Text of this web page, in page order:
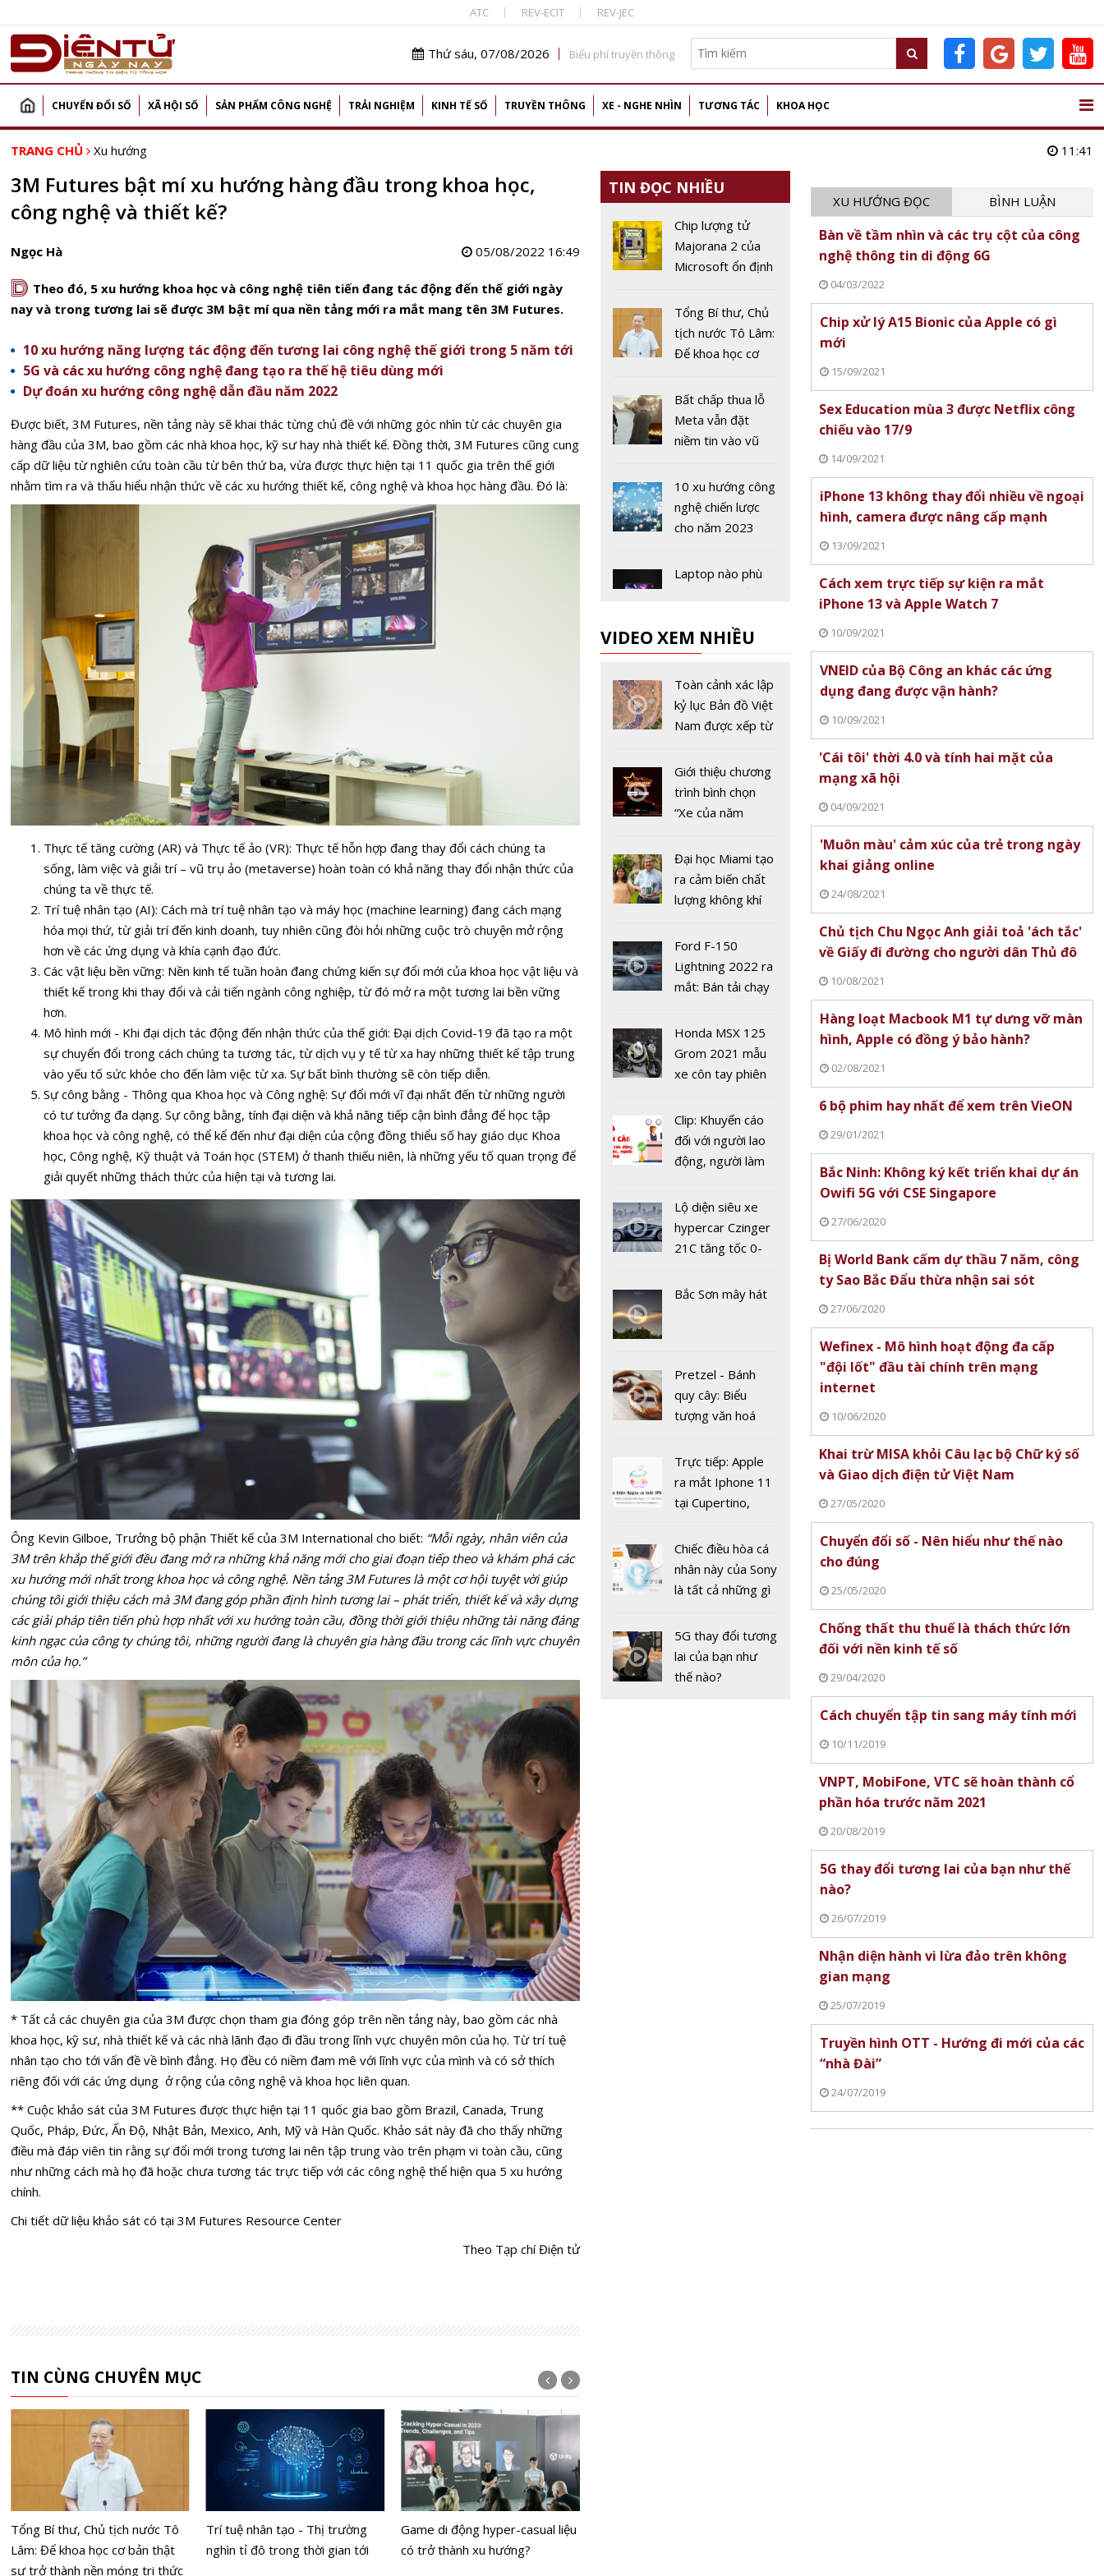
ATC REV-ECIT REV-JEC
Thứ sáu, 07/08/2026 Biểu phí truyền thông
CHUYỂN ĐỔI SỐ XÃ HỘI SỐ SẢN PHẨM CÔNG NGHỆ TRẢI NGHIỆM KINH TẾ SỐ TRUYỀN THÔNG XE - NGHE NHÌN TƯƠNG TÁC KHOA HỌC
TRANG CHỦ Xu hướng 11:41
3M Futures bật mí xu hướng hàng đầu trong khoa học,
công nghệ và thiết kế?
Ngọc Hà 05/08/2022 16:49
D Theo đó, 5 xu hướng khoa học và công nghệ tiên tiến đang tác động đến thế giới ngày
nay và trong tương lai sẽ được 3M bật mí qua nền tảng mới ra mắt mang tên 3M Futures.
10 xu hướng năng lượng tác động đến tương lai công nghệ thế giới trong 5 năm tới
5G và các xu hướng công nghệ đang tạo ra thế hệ tiêu dùng mới
Dự đoán xu hướng công nghệ dẫn đầu năm 2022
Được biết, 3M Futures, nền tảng này sẽ khai thác từng chủ đề với những góc nhìn từ các chuyên gia
hàng đầu của 3M, bao gồm các nhà khoa học, kỹ sư hay nhà thiết kế. Đồng thời, 3M Futures cũng cung
cấp dữ liệu từ nghiên cứu toàn cầu từ bên thứ ba, vừa được thực hiện tại 11 quốc gia trên thế giới
nhằm tìm ra và thấu hiểu nhận thức về các xu hướng thiết kế, công nghệ và khoa học hàng đầu. Đó là:
Thực tế tăng cường (AR) và Thực tế ảo (VR): Thực tế hỗn hợp đang thay đổi cách chúng ta
sống, làm việc và giải trí – vũ trụ ảo (metaverse) hoàn toàn có khả năng thay đổi nhận thức của
chúng ta về thực tế.
Trí tuệ nhân tạo (AI): Cách mà trí tuệ nhân tạo và máy học (machine learning) đang cách mạng
hóa mọi thứ, từ giải trí đến kinh doanh, tuy nhiên cũng đòi hỏi những cuộc trò chuyện mở rộng
hơn về các ứng dụng và khía cạnh đạo đức.
Các vật liệu bền vững: Nền kinh tế tuần hoàn đang chứng kiến sự đổi mới của khoa học vật liệu và
thiết kế trong khi thay đổi và cải tiến ngành công nghiệp, từ đó mở ra một tương lai bền vững
hơn.
Mô hình mới - Khi đại dịch tác động đến nhận thức của thế giới: Đại dịch Covid-19 đã tạo ra một
sự chuyển đổi trong cách chúng ta tương tác, từ dịch vụ y tế từ xa hay những thiết kế tập trung
vào yếu tố sức khỏe cho đến làm việc từ xa. Sự bất bình thường sẽ còn tiếp diễn.
Sự công bằng - Thông qua Khoa học và Công nghệ: Sự đổi mới vĩ đại nhất đến từ những người
có tư tưởng đa dạng. Sự công bằng, tính đại diện và khả năng tiếp cận bình đẳng để học tập
khoa học và công nghệ, có thể kể đến như đại diện của cộng đồng thiểu số hay giáo dục Khoa
học, Công nghệ, Kỹ thuật và Toán học (STEM) ở thanh thiếu niên, là những yếu tố quan trọng để
giải quyết những thách thức của hiện tại và tương lai.
Ông Kevin Gilboe, Trưởng bộ phận Thiết kế của 3M International cho biết: “Mỗi ngày, nhân viên của
3M trên khắp thế giới đều đang mở ra những khả năng mới cho giai đoạn tiếp theo và khám phá các
xu hướng mới nhất trong khoa học và công nghệ. Nền tảng 3M Futures là một cơ hội tuyệt vời giúp
chúng tôi giới thiệu cách mà 3M đang góp phần định hình tương lai – phát triển, thiết kế và xây dựng
các giải pháp tiên tiến phù hợp nhất với xu hướng toàn cầu, đồng thời giới thiệu những tài năng đáng
kinh ngạc của công ty chúng tôi, những người đang là chuyên gia hàng đầu trong các lĩnh vực chuyên
môn của họ.”
* Tất cả các chuyên gia của 3M được chọn tham gia đóng góp trên nền tảng này, bao gồm các nhà
khoa học, kỹ sư, nhà thiết kế và các nhà lãnh đạo đi đầu trong lĩnh vực chuyên môn của họ. Từ trí tuệ
nhân tạo cho tới vấn đề về bình đẳng. Họ đều có niềm đam mê với lĩnh vực của mình và có sở thích
riêng đối với các ứng dụng ở rộng của công nghệ và khoa học liên quan.
** Cuộc khảo sát của 3M Futures được thực hiện tại 11 quốc gia bao gồm Brazil, Canada, Trung
Quốc, Pháp, Đức, Ấn Độ, Nhật Bản, Mexico, Anh, Mỹ và Hàn Quốc. Khảo sát này đã cho thấy những
điều mà đáp viên tin rằng sự đổi mới trong tương lai nên tập trung vào trên phạm vi toàn cầu, cũng
như những cách mà họ đã hoặc chưa tương tác trực tiếp với các công nghệ thể hiện qua 5 xu hướng
chính.
Chi tiết dữ liệu khảo sát có tại 3M Futures Resource Center
Theo Tạp chí Điện tử
TIN CÙNG CHUYÊN MỤC
Tổng Bí thư, Chủ tịch nước Tô
Lâm: Để khoa học cơ bản thật
sự trở thành nền móng tri thức
Trí tuệ nhân tạo - Thị trường
nghìn tỉ đô trong thời gian tới
Game di động hyper-casual liệu
có trở thành xu hướng?
TIN ĐỌC NHIỀU
Chip lượng tử
Majorana 2 của
Microsoft ổn định
qubit tồn tại 20
giây
Tổng Bí thư, Chủ
tịch nước Tô Lâm:
Để khoa học cơ
thành nền móng
tri thức quốc gia
Bất chấp thua lỗ
Meta vẫn đặt
niềm tin vào vũ
10 xu hướng công
nghệ chiến lược
cho năm 2023
Laptop nào phù
hợp với nhu cầu và
viên trở lại trường
đầu năm 2022
nghệ làm đẹp
trong bộ đôi viên
uống cấp nước
Bank
Những tính năng
camera độc đáo
chọn Galaxy s21
ultra
Chuột vàng “cõng”
Tết
Biết cách chọn
đào chơi Tết hợp
đem lại may mắn.
Công ty cổ phẩn
khai khoảng Miền
Núi Chúc Mừng
VIDEO XEM NHIỀU
Toàn cảnh xác lập
kỷ lục Bản đồ Việt
Nam được xếp từ
năm 2022
Giới thiệu chương
trình bình chọn
“Xe của năm
Đại học Miami tạo
ra cảm biến chất
lượng không khí
19
Ford F-150
Lightning 2022 ra
mắt: Bán tải chạy
chưa đến 40 nghìn
USD
Honda MSX 125
Grom 2021 mẫu
xe côn tay phiên
Clip: Khuyến cáo
đối với người lao
động, người làm
hàng tại khu dịch
vụ trong dịch
Covid-19
Lộ diện siêu xe
hypercar Czinger
21C tăng tốc 0-
2 giây
Bắc Sơn mây hát
Pretzel - Bánh
quy cây: Biểu
tượng văn hoá
tranh cãi về nguồn
gốc
Trực tiếp: Apple
ra mắt Iphone 11
tại Cupertino,
Chiếc điều hòa cá
nhân này của Sony
là tất cả những gì
sót qua mùa hè
nóng nực
5G thay đổi tương
lai của bạn như
thế nào?
XU HƯỚNG ĐỌC BÌNH LUẬN
Bàn về tầm nhìn và các trụ cột của công
nghệ thông tin di động 6G
04/03/2022
Chip xử lý A15 Bionic của Apple có gì
mới
15/09/2021
Sex Education mùa 3 được Netflix công
chiếu vào 17/9
14/09/2021
iPhone 13 không thay đổi nhiều về ngoại
hình, camera được nâng cấp mạnh
13/09/2021
Cách xem trực tiếp sự kiện ra mắt
iPhone 13 và Apple Watch 7
10/09/2021
VNEID của Bộ Công an khác các ứng
dụng đang được vận hành?
10/09/2021
'Cái tôi' thời 4.0 và tính hai mặt của
mạng xã hội
04/09/2021
'Muôn màu' cảm xúc của trẻ trong ngày
khai giảng online
24/08/2021
Chủ tịch Chu Ngọc Anh giải toả 'ách tắc'
về Giấy đi đường cho người dân Thủ đô
10/08/2021
Hàng loạt Macbook M1 tự dưng vỡ màn
hình, Apple có đồng ý bảo hành?
02/08/2021
6 bộ phim hay nhất để xem trên VieON
29/01/2021
Bắc Ninh: Không ký kết triển khai dự án
Owifi 5G với CSE Singapore
27/06/2020
Bị World Bank cấm dự thầu 7 năm, công
ty Sao Bắc Đẩu thừa nhận sai sót
27/06/2020
Wefinex - Mô hình hoạt động đa cấp
"đội lốt" đầu tài chính trên mạng
internet
10/06/2020
Khai trừ MISA khỏi Câu lạc bộ Chữ ký số
và Giao dịch điện tử Việt Nam
27/05/2020
Chuyển đổi số - Nên hiểu như thế nào
cho đúng
25/05/2020
Chống thất thu thuế là thách thức lớn
đối với nền kinh tế số
29/04/2020
Cách chuyển tập tin sang máy tính mới
10/11/2019
VNPT, MobiFone, VTC sẽ hoàn thành cổ
phần hóa trước năm 2021
20/08/2019
5G thay đổi tương lai của bạn như thế
nào?
26/07/2019
Nhận diện hành vi lừa đảo trên không
gian mạng
25/07/2019
Truyền hình OTT - Hướng đi mới của các
“nhà Đài”
24/07/2019